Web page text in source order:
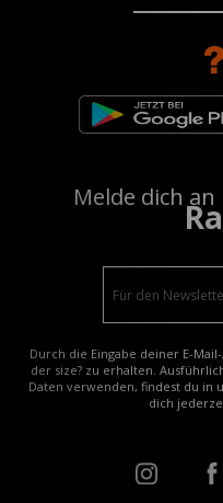
Melde dich
Durch die Eingabe deiner E-
der size? zu erhalten.
Daten verwenden, findest du in
dich